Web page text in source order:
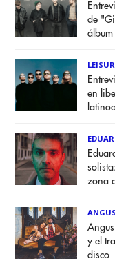
de
álbum
en
zona
y el
disco